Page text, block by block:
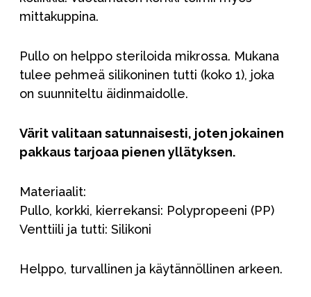
mittakuppina.
Pullo on helppo steriloida mikrossa. Mukana
tulee pehmeä silikoninen tutti (koko 1), joka
on suunniteltu äidinmaidolle.
Värit valitaan satunnaisesti, joten jokainen
pakkaus tarjoaa pienen yllätyksen.
Materiaalit:
Pullo, korkki, kierrekansi: Polypropeeni (PP)
Venttiili ja tutti: Silikoni
Helppo, turvallinen ja käytännöllinen arkeen.